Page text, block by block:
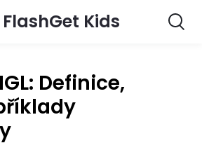
FlashGet Kids
Definice,